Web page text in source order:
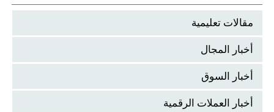
مقالات تعليمية
أخبار المجال
أخبار السوق
أخبار العملات الرقمية